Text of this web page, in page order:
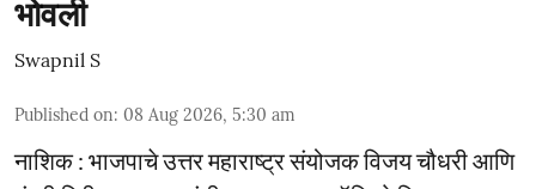
भोवली
Swapnil S
Published on: 08 Aug 2026, 5:30 am
नाशिक : भाजपाचे उत्तर महाराष्ट्र संयोजक विजय चौधरी आणि